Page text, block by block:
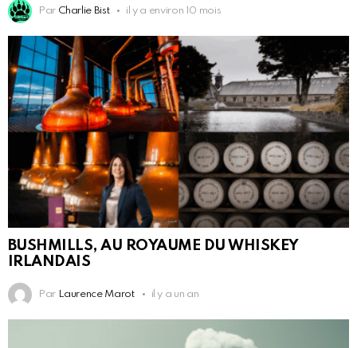
Par Charlie Bist il y a environ 10 mois
BUSHMILLS, AU ROYAUME DU WHISKEY
IRLANDAIS
Par Laurence Marot il y a un an